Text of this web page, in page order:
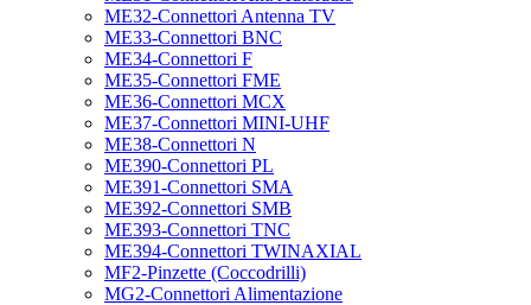
ME32-Connettori Antenna TV
ME33-Connettori BNC
ME34-Connettori F
ME35-Connettori FME
ME36-Connettori MCX
ME37-Connettori MINI-UHF
ME38-Connettori N
ME390-Connettori PL
ME391-Connettori SMA
ME392-Connettori SMB
ME393-Connettori TNC
ME394-Connettori TWINAXIAL
MF2-Pinzette (Coccodrilli)
MG2-Connettori Alimentazione